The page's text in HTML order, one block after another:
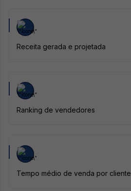
Receita gerada e projetada
Ranking de vendedores
Tempo médio de venda por cliente